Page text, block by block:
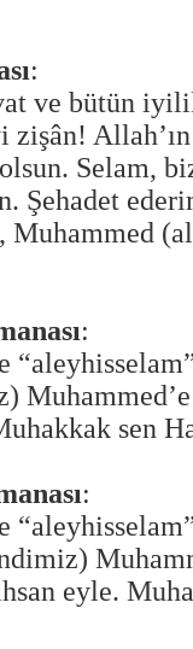
:
ve bütün
Selam,
Şehadet
Muhammed
:
sen
:
eyle.